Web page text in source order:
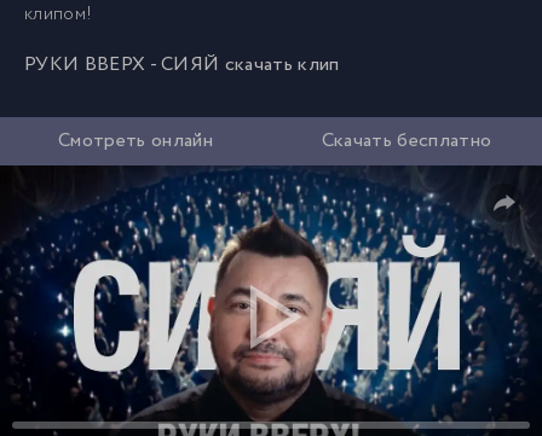
клипом!
РУКИ ВВЕРХ - СИЯЙ скачать клип
Смотреть онлайн Скачать бесплатно